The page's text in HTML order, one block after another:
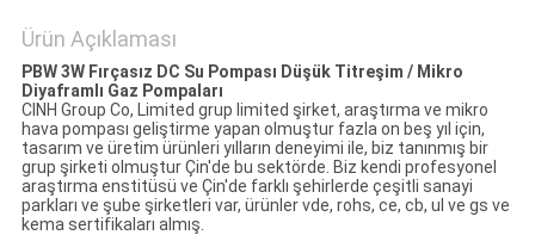
Ürün Açıklaması
PBW 3W Fırçasız DC Su Pompası Düşük Titreşim / Mikro
Diyaframlı Gaz Pompaları
CINH Group Co, Limited grup limited şirket, araştırma ve mikro
hava pompası geliştirme yapan olmuştur fazla on beş yıl için,
tasarım ve üretim ürünleri yılların deneyimi ile, biz tanınmış bir
grup şirketi olmuştur Çin'de bu sektörde. Biz kendi profesyonel
araştırma enstitüsü ve Çin'de farklı şehirlerde çeşitli sanayi
parkları ve şube şirketleri var, ürünler vde, rohs, ce, cb, ul ve gs ve
kema sertifikaları almış.